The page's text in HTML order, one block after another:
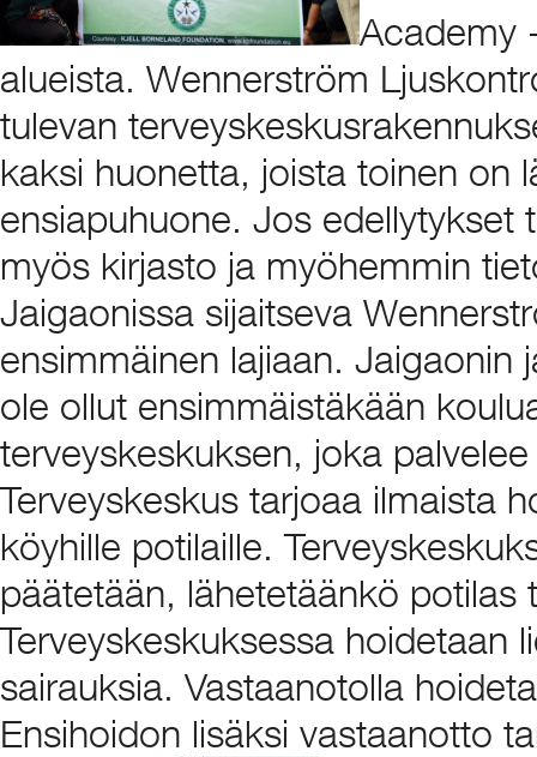
Academy
alueista. Wennerström
tulevan
kaksi huonetta, joista toinen on
ensiapuhuone. Jos edellytykset
myös kirjasto ja myöhemmin
Jaigaonissa sijaitseva
ensimmäinen lajiaan. Jaigaonin
ole ollut ensimmäistäkään
terveyskeskuksen, joka
Terveyskeskus tarjoaa ilmaista
köyhille potilaille.
päätetään, lähetetäänkö potilas
Terveyskeskuksessa hoidetaan
sairauksia. Vastaanotolla
Ensihoidon lisäksi vastaanotto